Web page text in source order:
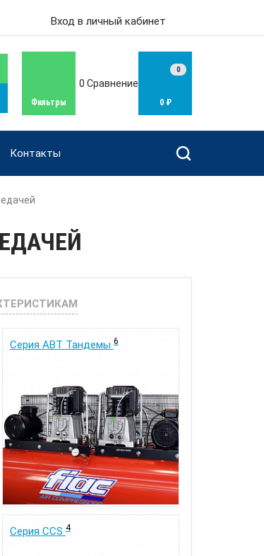
Вход в личный кабинет
Фильтры
0 Сравнение
0 ₽
0
Контакты
Серия ABT Тандемы6
Серия CCS4